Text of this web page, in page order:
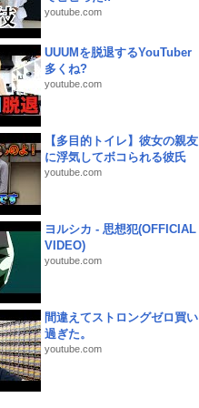
youtube.com
UUUMを脱退するYouTuber
多くね?
youtube.com
【多目的トイレ】彼女の親友
に浮気してボコられる彼氏
youtube.com
ヨルシカ - 思想犯(OFFICIAL
VIDEO)
youtube.com
間違えてストロングゼロ買い
過ぎた。
youtube.com